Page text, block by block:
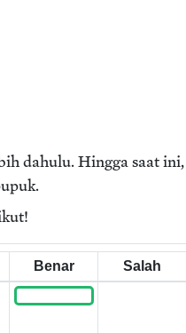
dahulu. Hingga saat ini,
Benar Salah